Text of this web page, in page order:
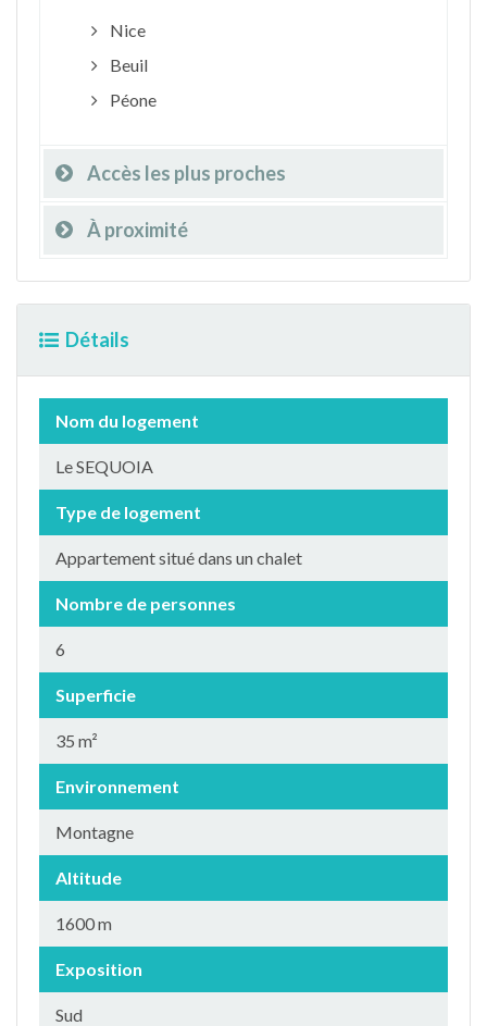
Nice
Beuil
Péone
Accès les plus proches
À proximité
Détails
Nom du logement
Le SEQUOIA
Type de logement
Appartement situé dans un chalet
Nombre de personnes
6
Superficie
35 m²
Environnement
Montagne
Altitude
1600 m
Exposition
Sud